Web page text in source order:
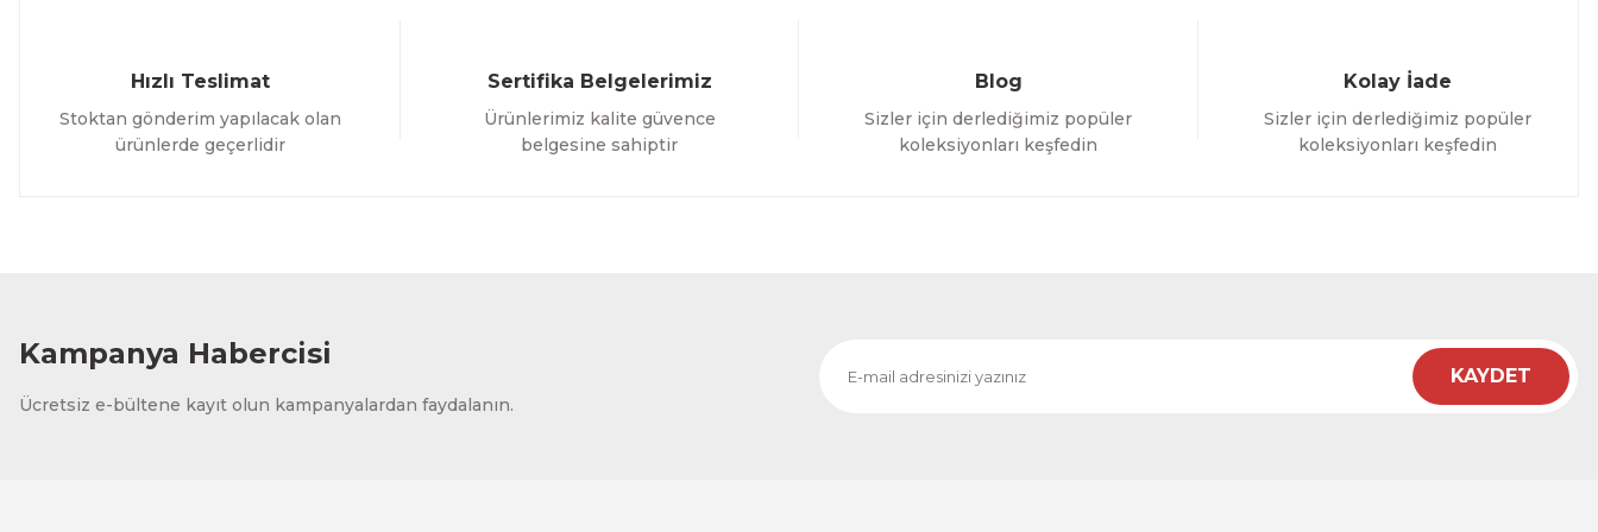
Hızlı Teslimat
Stoktan gönderim yapılacak olan
ürünlerde geçerlidir
Sertifika Belgelerimiz
Ürünlerimiz kalite güvence
belgesine sahiptir
Blog
Sizler için derlediğimiz popüler
koleksiyonları keşfedin
Kolay İade
Sizler için derlediğimiz popüler
koleksiyonları keşfedin
Kampanya Habercisi
Ücretsiz e-bültene kayıt olun kampanyalardan faydalanın.
KAYDET